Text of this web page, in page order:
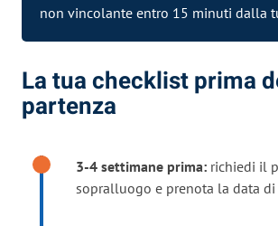
non vincolante entro 15 minuti dalla
La tua checklist prima
partenza
3-4 settimane prima: richiedi il
sopralluogo e prenota la data di